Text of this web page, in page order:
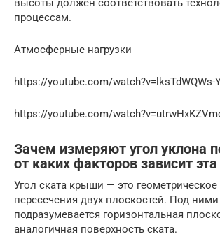
высоты должен соответствовать
процессам.
Атмосферные нагрузки
https://youtube.com/watch?v=lksTdWQWs-
https://youtube.com/
Зачем измеряют угол уклона
от каких факторов зависит
Угол ската крыши — это
пересечения двух плоскостей. Под ними
подразумевается горизонтальная
аналогичная поверхность ската.